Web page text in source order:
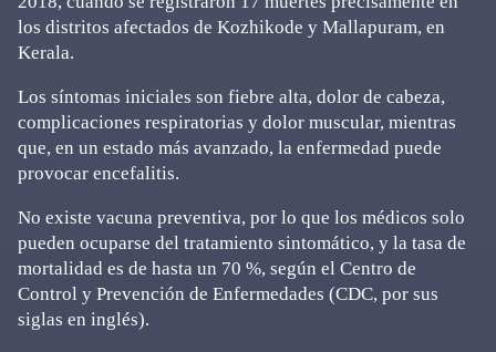
los distritos afectados de Kozhikode y Mallapuram, en
Kerala.
Los síntomas iniciales son fiebre alta, dolor de cabeza,
complicaciones respiratorias y dolor muscular, mientras
que, en un estado más avanzado, la enfermedad puede
provocar encefalitis.
No existe vacuna preventiva, por lo que los médicos solo
pueden ocuparse del tratamiento sintomático, y la tasa de
mortalidad es de hasta un 70 %, según el Centro de
Control y Prevención de Enfermedades (CDC, por sus
siglas en inglés).